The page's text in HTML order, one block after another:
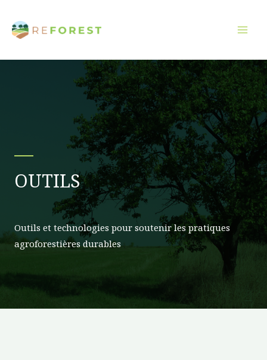
contenu
OUTILS
Outils et technologies pour soutenir les pratiques
agroforestières durables